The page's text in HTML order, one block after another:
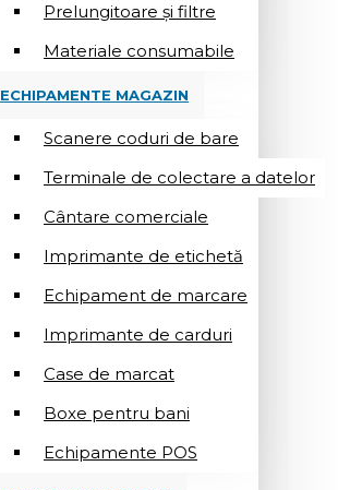
Prelungitoare și filtre
Materiale consumabile
ECHIPAMENTE MAGAZIN
Scanere coduri de bare
Terminale de colectare a datelor
Cântare comerciale
Imprimante de etichetă
Echipament de marcare
Imprimante de carduri
Case de marcat
Boxe pentru bani
Echipamente POS